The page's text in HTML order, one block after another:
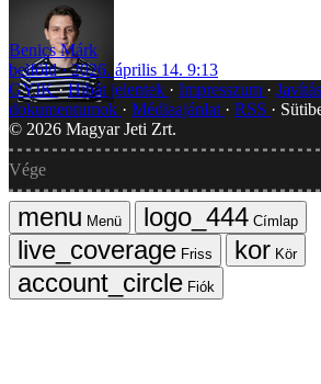
Benics Márk
belföld
2026. április 14. 9:13
GYIK Hibát jelentek Impresszum
dokumentumok
Médiaajánlat RSS
© 2026 Magyar Jeti Zrt.
Vége
Menü
Címlap
Friss
Kör
Fiók